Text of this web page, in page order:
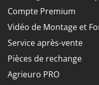
Hachoirs à viande
Herses à Dents
Herses Rotatives
L
Lames à neige
Effeuno
Einhell
Elegen
Energy Gruppi
Enotecnica Pillan
Eschenfelder
Compte Premium
Vidéo de Montage et
Service après-vente
Pièces de rechange
Agrieuro PRO